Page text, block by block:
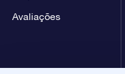
Avaliações